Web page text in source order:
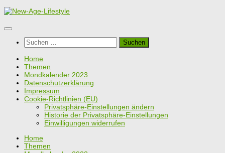
Zum
springen
Suchen
nach:
Home
Themen
Mondkalender 2023
Datenschutzerklärung
Impressum
Cookie-Richtlinien (EU)
Privatsphäre-Einstellungen ändern
Historie der Privatsphäre-Einstellungen
Einwilligungen widerrufen
Home
Themen